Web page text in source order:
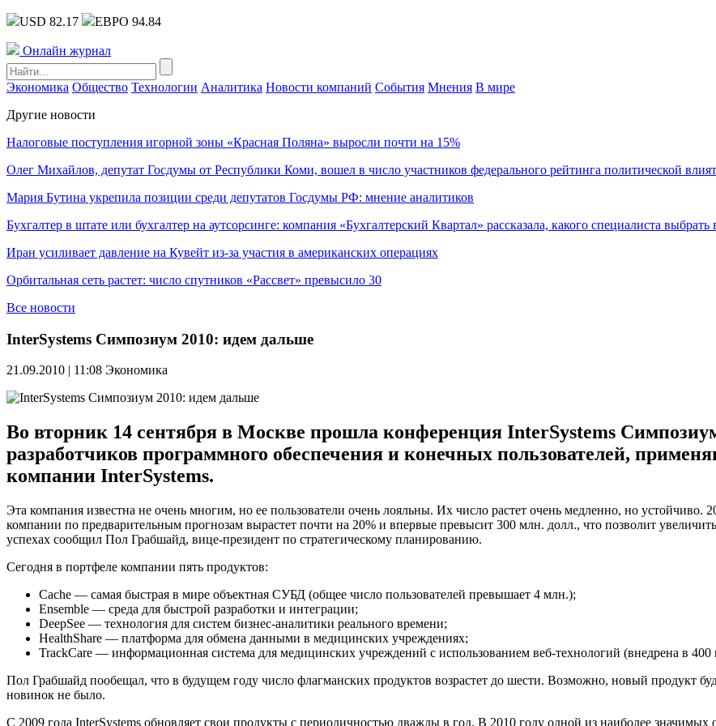
USD 82.17 ЕВРО 94.84
Онлайн журнал
Экономика Общество Технологии Аналитика Новости компаний События Мнения В мире
Другие новости
Налоговые поступления игорной зоны «Красная Поляна» выросли почти на 15%
Олег Михайлов, депутат Госдумы от Республики Коми, вошел в число участников федерального рейтинга политической
Мария Бутина укрепила позиции среди депутатов Госдумы РФ: мнение аналитиков
Бухгалтер в штате или бухгалтер на аутсорсинге: компания «Бухгалтерский Квартал» рассказала, какого специалиста выбрать
Иран усиливает давление на Кувейт из-за участия в американских операциях
Орбитальная сеть растет: число спутников «Рассвет» превысило 30
Все новости
InterSystems Симпозиум 2010: идем дальше
21.09.2010 | 11:08 Экономика
Во вторник 14 сентября в Москве прошла конференция InterSystems
разработчиков программного обеспечения и конечных пользователей,
компании InterSystems.
Эта компания известна не очень многим, но ее пользователи очень лояльны. Их число растет очень медленно, но
компании по предварительным прогнозам вырастет почти на 20% и впервые превысит 300 млн. долл., что позволит
успехах сообщил Пол Грабшайд, вице-президент по стратегическому планированию.
Сегодня в портфеле компании пять продуктов:
Cache — самая быстрая в мире объектная СУБД (общее число пользователей превышает 4 млн.);
Ensemble — среда для быстрой разработки и интеграции;
DeepSee — технология для систем бизнес-аналитики реального времени;
HealthShare — платформа для обмена данными в медицинских учреждениях;
TrackCare — информационная система для медицинских учреждений с использованием веб-технологий (внедрена в 400
Пол Грабшайд пообещал, что в будущем году число флагманских продуктов возрастет до шести. Возможно, новый продукт
новинок не было.
С 2009 года InterSystems обновляет свои продукты с периодичностью дважды в год. В 2010 году одной из наиболее значимых